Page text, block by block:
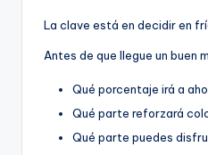
La clave está en decidir en
Antes de que llegue un buen
Qué porcentaje irá a
Qué parte reforzará
Qué parte puedes